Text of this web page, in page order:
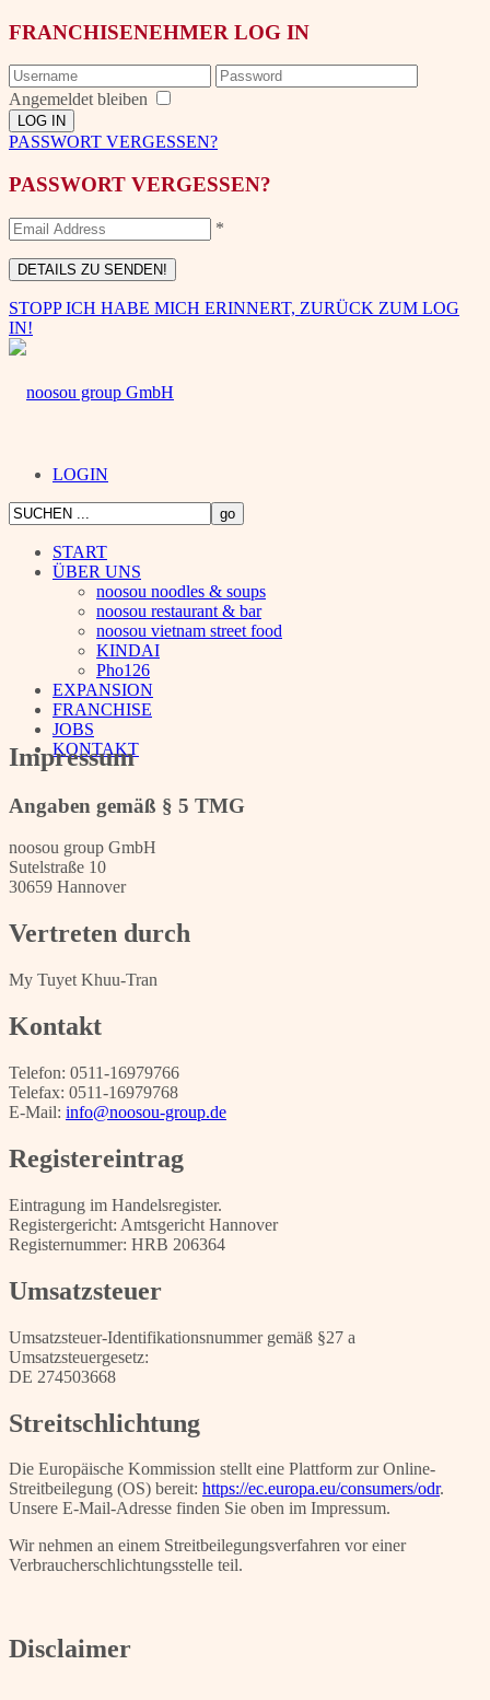
FRANCHISENEHMER LOG IN
Angemeldet bleiben
PASSWORT VERGESSEN?
PASSWORT VERGESSEN?
*
STOPP ICH HABE MICH ERINNERT, ZURÜCK ZUM LOG
IN!
LOGIN
START
ÜBER UNS
noosou noodles & soups
noosou restaurant & bar
noosou vietnam street food
KINDAI
Pho126
EXPANSION
FRANCHISE
JOBS
KONTAKT
Impressum
Angaben gemäß § 5 TMG
noosou group GmbH
Sutelstraße 10
30659 Hannover
Vertreten durch
My Tuyet Khuu-Tran
Kontakt
Telefon: 0511-16979766
Telefax: 0511-16979768
E-Mail: info@noosou-group.de
Registereintrag
Eintragung im Handelsregister.
Registergericht: Amtsgericht Hannover
Registernummer: HRB 206364
Umsatzsteuer
Umsatzsteuer-Identifikationsnummer gemäß §27 a
Umsatzsteuergesetz:
DE 274503668
Streitschlichtung
Die Europäische Kommission stellt eine Plattform zur Online-
Streitbeilegung (OS) bereit: https://ec.europa.eu/consumers/odr.
Unsere E-Mail-Adresse finden Sie oben im Impressum.
Wir nehmen an einem Streitbeilegungsverfahren vor einer
Verbraucherschlichtungsstelle teil.
Disclaimer